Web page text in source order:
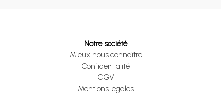
Notre société
Mieux nous connaître
Confidentialité
CGV
Mentions légales